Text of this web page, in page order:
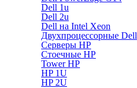
Dell 1u
Dell 2u
Dell на Intel Xeon
Двухпроцессорные Dell
Серверы HP
Стоечные HP
Tower HP
HP 1U
HP 2U